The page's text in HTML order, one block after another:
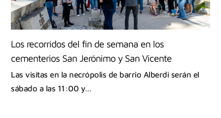
Los recorridos del fin de semana en los
cementerios San Jerónimo y San Vicente
Las visitas en la necrópolis de barrio Alberdi serán el
sábado a las 11:00 y…